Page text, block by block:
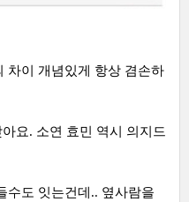
차이 개념있게 항상 겸손하
요. 소연 효민 역시 의지드
수도 잇는건데.. 옆사람을